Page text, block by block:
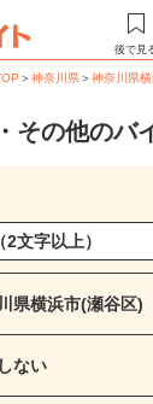
後で見
＞神奈川県＞神奈川県
その他のバ
県横浜市(瀬谷区)
ない